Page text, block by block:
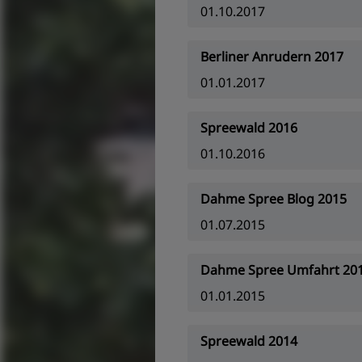
01.10.2017
Berliner Anrudern 2017
01.01.2017
Spreewald 2016
01.10.2016
Dahme Spree Blog 2015
01.07.2015
Dahme Spree Umfahrt
01.01.2015
Spreewald 2014